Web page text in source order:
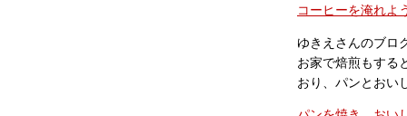
コーヒーを淹れよ
ゆきえさんのブロ
お家で焙煎もする
おり、パンとおい